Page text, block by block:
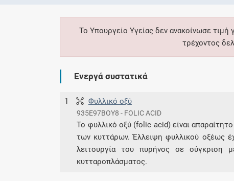
Το Υπουργείο Υγείας δεν ανακοίνωσε
τρέχοντος
Ενεργά συστατικά
1 Φυλλικό οξύ
935E97BOY8 - FOLIC ACID
Το φυλλικό οξύ (folic acid) είναι
των κυττάρων. Έλλειψη φυλλικού οξέως
λειτουργία του πυρήνος σε
κυτταροπλάσματος.